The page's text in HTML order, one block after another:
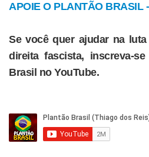
APOIE O PLANTÃO BRASIL
Se você quer ajudar na
direita fascista, inscreva-
Brasil no YouTube.